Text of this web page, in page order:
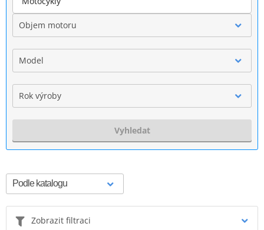
Objem motoru
Model
Rok výroby
Vyhledat
Zobrazit filtraci